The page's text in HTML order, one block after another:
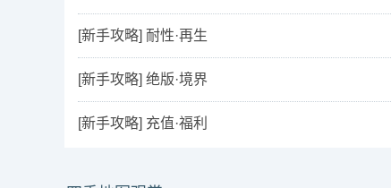
[新手攻略] 耐性·再生
[新手攻略] 绝版·境界
[新手攻略] 充值·福利